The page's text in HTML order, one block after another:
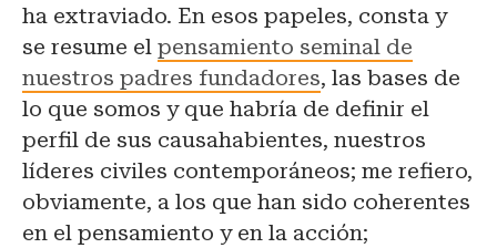
ha extraviado. En esos papeles, consta y
se resume el pensamiento seminal de
nuestros padres fundadores, las bases de
lo que somos y que habría de definir el
perfil de sus causahabientes, nuestros
líderes civiles contemporáneos; me refiero,
obviamente, a los que han sido coherentes
en el pensamiento y en la acción;